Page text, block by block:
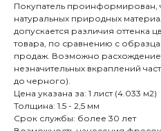
Покупатель проинформирован,
натуральных природных
допускается различия оттенка
товара, по сравнению с
продаж. Возможно расхождение
незначительных вкраплений
до черного).
Цена указана за: 1 лист (4.033 м2)
Толщина: 1.5 - 2,5 мм
Срок службы: более 30 лет